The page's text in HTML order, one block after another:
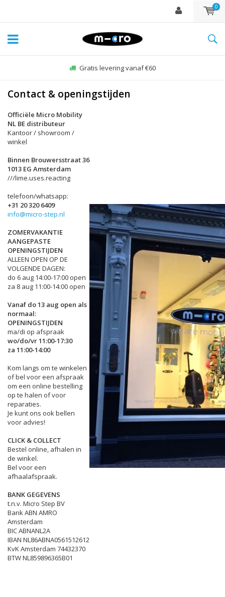
0
Gratis levering vanaf €60
Contact & openingstijden
Officiële Micro Mobility
NL BE distributeur
Kantoor / showroom /
winkel
Binnen Brouwersstraat 36
1013 EG Amsterdam
///lime.uses.reacting
telefoon/whatsapp:
+31 20 320 6409
info@micro-step.nl
ZOMERVAKANTIE
AANGEPASTE
OPENINGSTIJDEN
ALLEEN OPEN OP DE
VOLGENDE DAGEN:
do 6 aug 14:00-17:00 open
za 8 aug 11:00-14:00 open
Vanaf do 13 aug open als
normaal:
OPENINGSTIJDEN
ma/di op afspraak
wo/do/vr 11:00-17:30
za 11:00-14:00
Kom langs om te winkelen
of bel voor een afspraak
om een online bestelling
op te halen of voor
reparaties.
Je kunt ons ook bellen
voor advies!
CLICK & COLLECT
Bestel online, afhalen in
de winkel.
Bel voor een
afhaalafspraak.
BANK GEGEVENS
t.n.v. Micro Step BV
Bank ABN AMRO
Amsterdam
BIC ABNANL2A
IBAN NL86ABNA0561512612
KvK Amsterdam 74432370
BTW NL859896365B01